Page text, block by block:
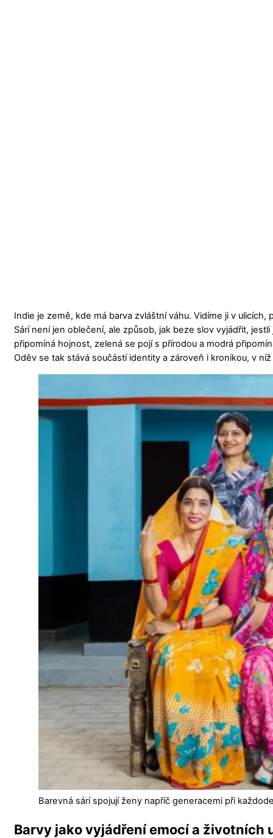
Indie je země, kde má barva zvláštní váhu. Vidíme ji v
Sárí není jen oblečení, ale způsob, jak beze slov vyjádřit,
připomíná hojnost, zelená se pojí s přírodou a modrá
Oděv se tak stává součástí identity a zároveň i kronikou, v
Barevná sárí spojují ženy napříč generacemi při
Barvy jako vyjádření emocí a životních